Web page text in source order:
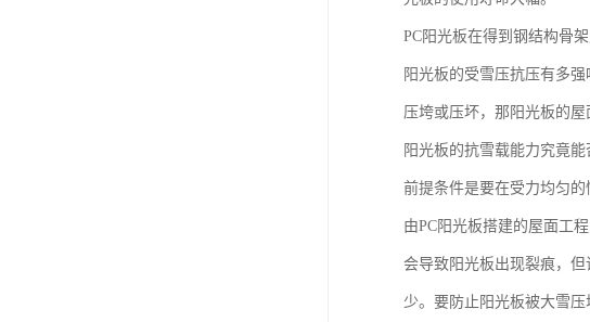
PC阳光板在得到钢结构骨
阳光板的受雪压抗压有多
压垮或压坏，那阳光板的屋
阳光板的抗雪载能力究竟
前提条件是要在受力均匀的
由PC阳光板搭建的屋面工
会导致阳光板出现裂痕，
少。要防止阳光板被大雪